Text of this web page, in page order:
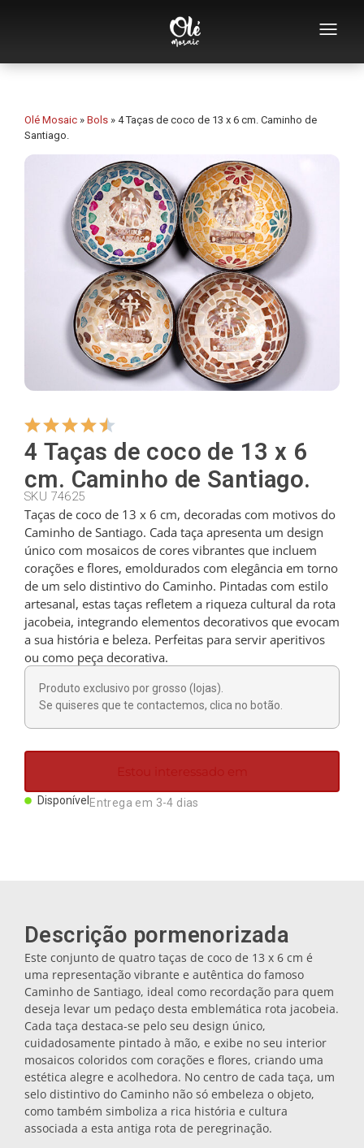
Quem somos
Lembranças por categoria
Abridores
Chávenas
Tigelas
Cinzeiros
Cabides
Cortadores
Colheres de chá
Conchas
Dedais
Figuras
Porta-chaves
Bases de copos
Tampas
Galheteiros
Bases para tachos
Olé Mosaic » Bols » 4 Taças de coco de 13 x 6 cm. Caminho de
Santiago.
4 Taças de coco de 13 x 6
cm. Caminho de Santiago.
SKU 74625
Taças de coco de 13 x 6 cm, decoradas com motivos do
Caminho de Santiago. Cada taça apresenta um design
único com mosaicos de cores vibrantes que incluem
corações e flores, emoldurados com elegância em torno
de um selo distintivo do Caminho. Pintadas com estilo
artesanal, estas taças refletem a riqueza cultural da rota
jacobeia, integrando elementos decorativos que evocam
a sua história e beleza. Perfeitas para servir aperitivos
ou como peça decorativa.
Produto exclusivo por grosso (lojas).
Se quiseres que te contactemos, clica no botão.
Estou interessado em
Disponível Entrega em 3-4 dias
Descrição pormenorizada
Este conjunto de quatro taças de coco de 13 x 6 cm é
uma representação vibrante e autêntica do famoso
Caminho de Santiago, ideal como recordação para quem
deseja levar um pedaço desta emblemática rota jacobeia.
Cada taça destaca-se pelo seu design único,
cuidadosamente pintado à mão, e exibe no seu interior
mosaicos coloridos com corações e flores, criando uma
estética alegre e acolhedora. No centro de cada taça, um
selo distintivo do Caminho não só embeleza o objeto,
como também simboliza a rica história e cultura
associada a esta antiga rota de peregrinação.